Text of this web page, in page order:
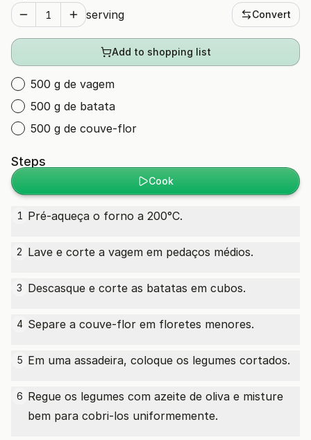
serving Convert
Add to shopping list
500 g de vagem
500 g de batata
500 g de couve-flor
Steps
Cook
1 Pré-aqueça o forno a 200°C.
2 Lave e corte a vagem em pedaços médios.
3 Descasque e corte as batatas em cubos.
4 Separe a couve-flor em floretes menores.
5 Em uma assadeira, coloque os legumes cortados.
6 Regue os legumes com azeite de oliva e misture
bem para cobri-los uniformemente.